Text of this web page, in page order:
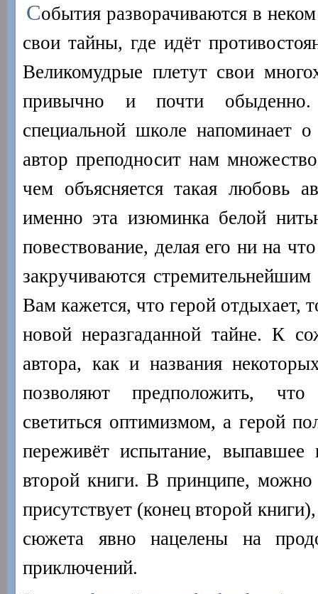
События разворачиваются в
свои тайны, где идёт
Великомудрые плетут свои
привычно и почти
специальной школе напоминает
автор преподносит нам
чем объясняется такая любовь
именно эта изюминка белой
повествование, делая его ни на
закручиваются
Вам кажется, что герой отдыхает,
новой неразгаданной тайне. К
автора, как и названия
позволяют предположить,
светиться оптимизмом, а герой
переживёт испытание,
второй книги. В принципе, можно
присутствует (конец второй
сюжета явно нацелены на
приключений.